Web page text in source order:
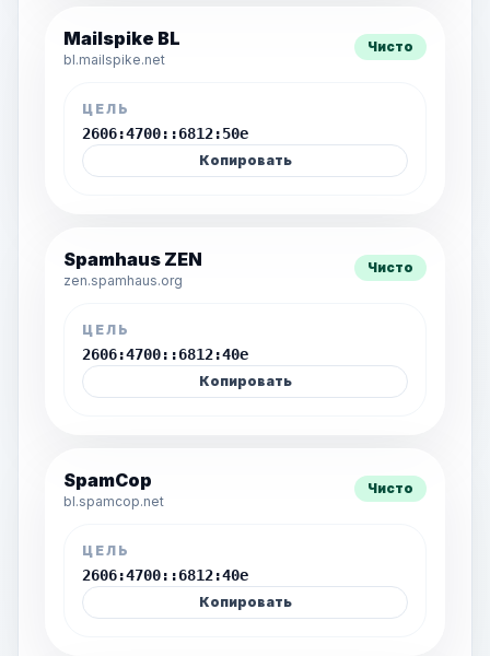
Mailspike BL
bl.mailspike.net
Чисто
ЦЕЛЬ
2606:4700::6812:50e
Копировать
Spamhaus ZEN
zen.spamhaus.org
Чисто
ЦЕЛЬ
2606:4700::6812:40e
Копировать
SpamCop
bl.spamcop.net
Чисто
ЦЕЛЬ
2606:4700::6812:40e
Копировать